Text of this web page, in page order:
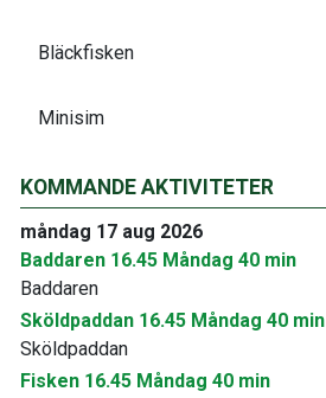
Bläckfisken
Minisim
KOMMANDE AKTIVITETER
måndag 17 aug 2026
Baddaren 16.45 Måndag 40 min
Baddaren
Sköldpaddan 16.45 Måndag 40 min
Sköldpaddan
Fisken 16.45 Måndag 40 min